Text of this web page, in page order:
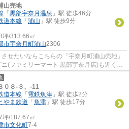
山売地
「 黒部宇奈月温泉 」駅 徒歩46分
道本線 「 浦山 」駅 徒歩9分
坪/313.66㎡
市宇奈月町浦山2306
せたいならこちらの「宇奈月町浦山売地」
(ファミリーマート 黒部宇奈月店)も近く
時にも便利です☆...
０８-３、-11
道本線 「 電鉄魚津 」駅 徒歩2分
やま鉄道 「 魚津 」駅 徒歩17分
坪/187.67㎡
市文化町7-4